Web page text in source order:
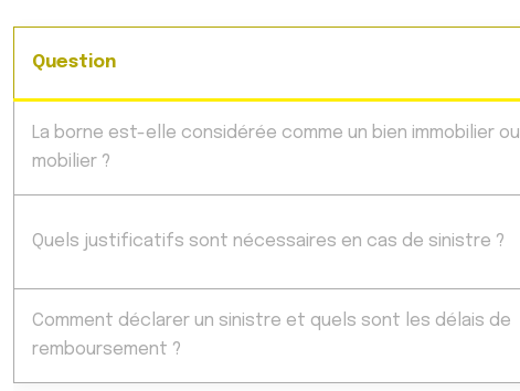
Question
La borne est-elle considérée comme un bien immobilier ou
mobilier ?
Quels justificatifs sont nécessaires en cas de sinistre ?
Comment déclarer un sinistre et quels sont les délais de
remboursement ?